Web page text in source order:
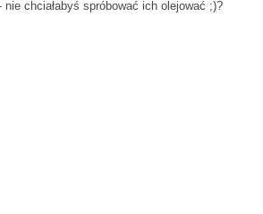
chciałabyś spróbować ich olejować ;)?